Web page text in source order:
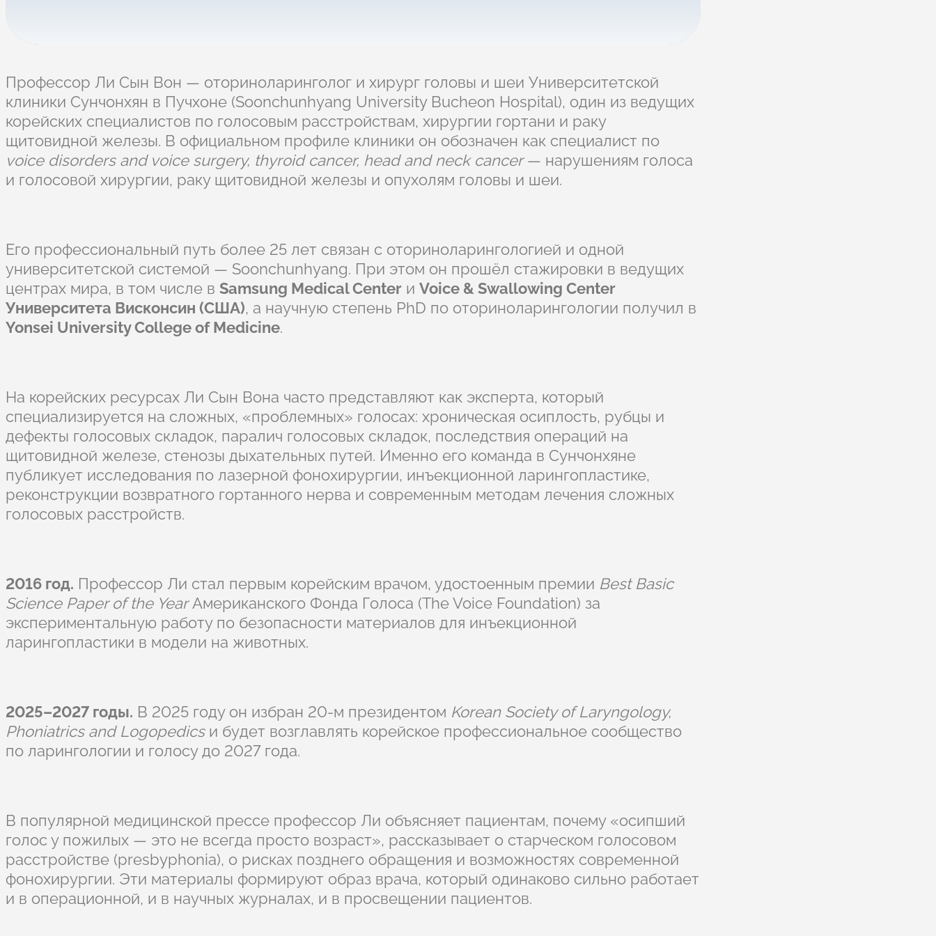
Профессор Ли Сын Вон — оториноларинголог и хирург головы и шеи Университетской
клиники Сунчонхян в Пучхоне (Soonchunhyang University Bucheon Hospital), один из ведущих
корейских специалистов по голосовым расстройствам, хирургии гортани и раку
щитовидной железы. В официальном профиле клиники он обозначен как специалист по
voice disorders and voice surgery, thyroid cancer, head and neck cancer— нарушениям голоса
и голосовой хирургии, раку щитовидной железы и опухолям головы и шеи.
Его профессиональный путь более 25 лет связан с оториноларингологией и одной
университетской системой — Soonchunhyang. При этом он прошёл стажировки в ведущих
центрах мира, в том числе в Samsung Medical Center и Voice & Swallowing Center
Университета Висконсин (США), а научную степень PhD по оториноларингологии получил в
Yonsei University College of Medicine.
На корейских ресурсах Ли Сын Вона часто представляют как эксперта, который
специализируется на сложных, «проблемных» голосах: хроническая осиплость, рубцы и
дефекты голосовых складок, паралич голосовых складок, последствия операций на
щитовидной железе, стенозы дыхательных путей. Именно его команда в Сунчонхяне
публикует исследования по лазерной фонохирургии, инъекционной ларингопластике,
реконструкции возвратного гортанного нерва и современным методам лечения сложных
голосовых расстройств.
2016 год. Профессор Ли стал первым корейским врачом, удостоенным премии Best Basic
Science Paper of the YearАмериканского Фонда Голоса (The Voice Foundation) за
экспериментальную работу по безопасности материалов для инъекционной
ларингопластики в модели на животных.
2025–2027 годы. В 2025 году он избран 20-м президентом Korean Society of Laryngology,
Phoniatrics and Logopedicsи будет возглавлять корейское профессиональное сообщество
по ларингологии и голосу до 2027 года.
В популярной медицинской прессе профессор Ли объясняет пациентам, почему «осипший
голос у пожилых — это не всегда просто возраст», рассказывает о старческом голосовом
расстройстве (presbyphonia), о рисках позднего обращения и возможностях современной
фонохирургии. Эти материалы формируют образ врача, который одинаково сильно работает
и в операционной, и в научных журналах, и в просвещении пациентов.